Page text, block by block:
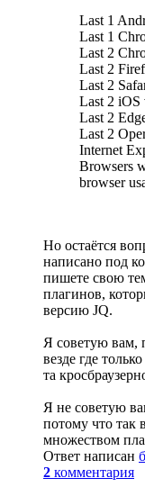
Last 1
Last 1
Last 2
Last 2
Last 2
Last 2 iOS
Last 2
Last 2
Internet
Browsers
browser
Но остаётся
написано под
пишете свою
плагинов,
версию JQ.
Я советую вам,
везде где
та
Я не советую
потому что так
множеством
Ответ написан
2 комментария